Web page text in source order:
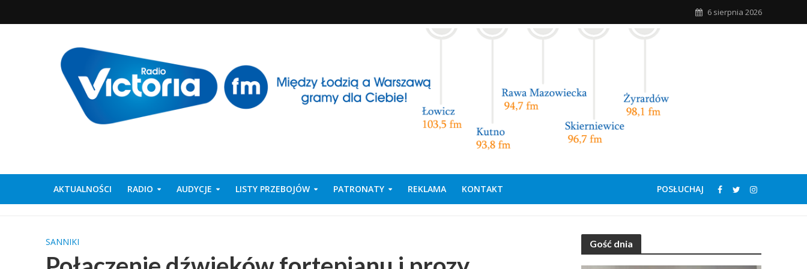
6 sierpnia 2026
AKTUALNOŚCI RADIO AUDYCJE LISTY PRZEBOJÓW PATRONATY REKLAMA KONTAKT POSŁUCHAJ
SANNIKI Gość dnia